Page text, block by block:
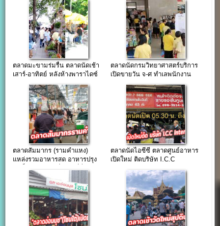
ตลาดมะขามร่มรื่น ตลาดนัดเช้า
เสาร์-อาทิตย์ หลังห้างพาราไดซ์
ตลาดนัดกรมวิทยาศาสตร์บริการ
เปิดขายวัน จ-ศ ทำเลพนักงาน
ตลาดสัมมากร (รามคำแหง)
แหล่งรวมอาหารสด อาหารปรุง
สำเร็จ สินค้าแฟชั่น มาที่นี่เดียว
ได้ครบทุกอย่าง
ตลาดนัดไอซีซี ตลาดศูนย์อาหาร
เปิดใหม่ ติดบริษัท I.C.C
International.,PLC พระราม3